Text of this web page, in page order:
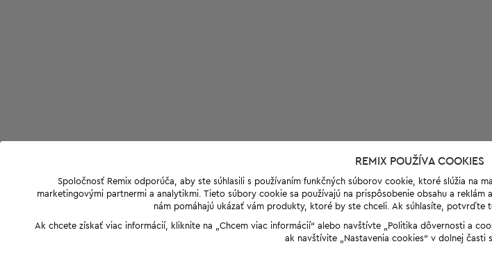
REMIX POUŽÍVA COOKIES
Spoločnosť Remix odporúča, aby ste súhlasili s používaním funkčných súborov cookie, ktoré slúžia na
marketingovými partnermi a analytikmi. Tieto súbory cookie sa používajú na prispôsobenie obsahu a
nám pomáhajú ukázať vám produkty, ktoré by ste chceli. Ak súhlasíte, potvrďte
Ak chcete získať viac informácií, kliknite na „Chcem viac informácií“ alebo navštívte „Politika dôvernosti a
ak navštívite „Nastavenia cookies“ v dolnej časti